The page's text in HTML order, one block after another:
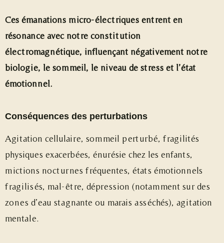
Ces émanations micro-électriques entrent en
résonance avec notre constitution
électromagnétique, influençant négativement notre
biologie, le sommeil, le niveau de stress et l’état
émotionnel.
Conséquences des perturbations
Agitation cellulaire, sommeil perturbé, fragilités
physiques exacerbées, énurésie chez les enfants,
mictions nocturnes fréquentes, états émotionnels
fragilisés, mal-être, dépression (notamment sur des
zones d’eau stagnante ou marais asséchés), agitation
mentale.